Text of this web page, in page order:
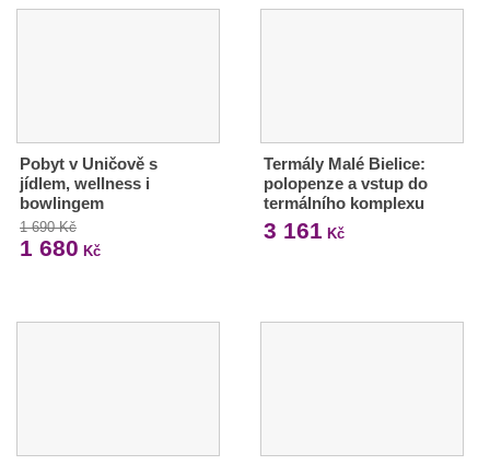
Pobyt v Uničově s
jídlem, wellness i
bowlingem
1 690 Kč
1 680 Kč
Termály Malé Bielice:
polopenze a vstup do
termálního komplexu
3 161 Kč